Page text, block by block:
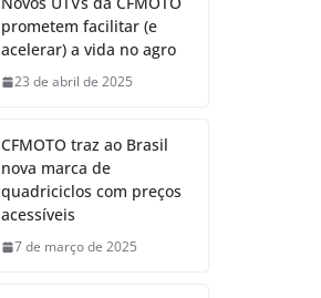
prometem facilitar (e
acelerar) a vida no agro
23 de abril de 2025
CFMOTO traz ao Brasil
nova marca de
quadriciclos com preços
acessíveis
7 de março de 2025